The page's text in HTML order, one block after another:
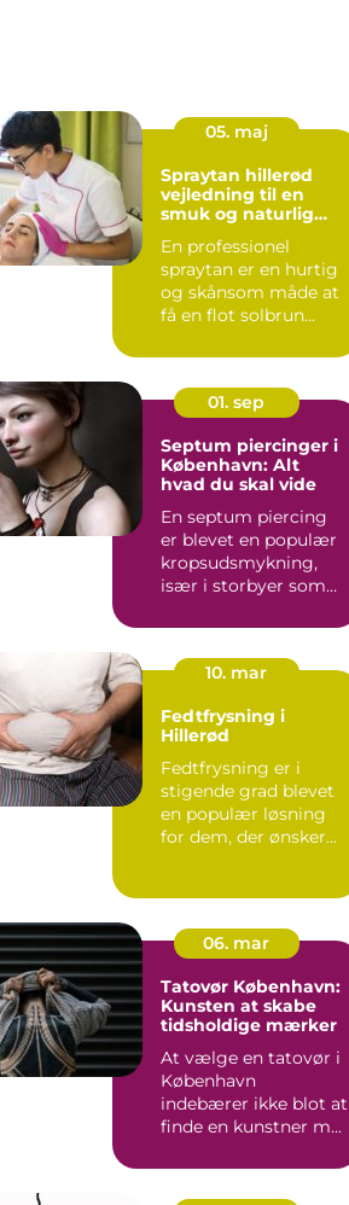
05. maj
Spraytan hillerød
vejledning til en
smuk og naturlig
En professionel
spraytan er en hurtig
og skånsom måde at
få en flot solbrun
Ma...
01. sep
Septum piercinger i
København: Alt
hvad du skal vide
En septum piercing
er blevet en populær
kropsudsmykning,
især i storbyer som
10. mar
Fedtfrysning i
Hillerød
Fedtfrysning er i
stigende grad blevet
en populær løsning
for dem, der ønsker
06. mar
Tatovør København:
Kunsten at skabe
tidsholdige mærker
At vælge en tatovør i
København
indebærer ikke blot at
finde en kunstner m...